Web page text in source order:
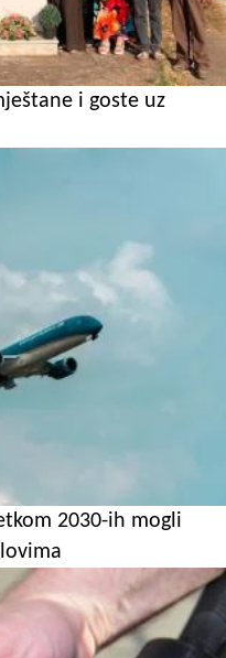
i goste uz
2030-ih mogli